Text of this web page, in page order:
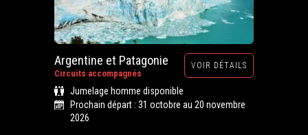
Argentine et Patagonie
Circuits accompagnés
VOIR DÉTAILS
Jumelage homme disponible
Prochain départ : 31 octobre au 20 novembre
2026